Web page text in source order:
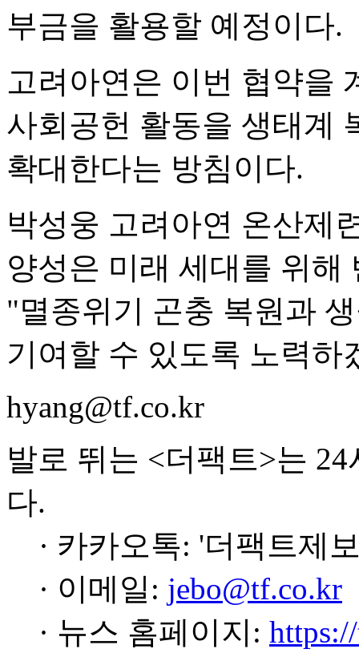
부금을 활용할 예정이다.
고려아연은 이번 협약을
사회공헌 활동을 생태계
확대한다는 방침이다.
박성웅 고려아연 온산제
양성은 미래 세대를 위
"멸종위기 곤충 복원과
기여할 수 있도록 노력하
hyang@tf.co.kr
발로 뛰는 <더팩트>는
다.
· 카카오톡: '더팩트제
· 이메일: jebo@tf.co.kr
· 뉴스 홈페이지: